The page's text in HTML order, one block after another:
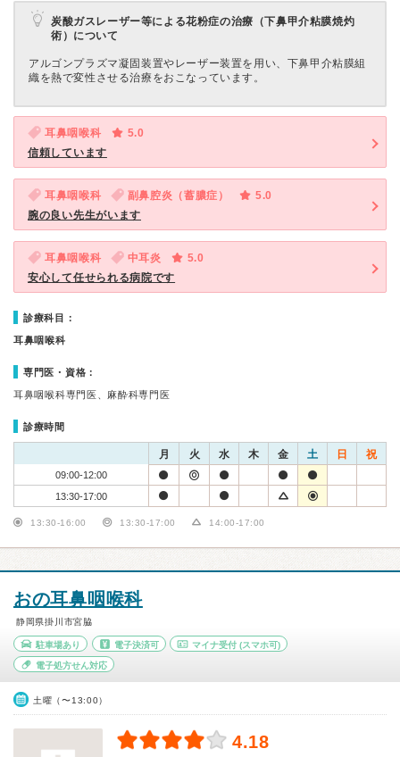
炭酸ガスレーザー等による花粉症の治療（下鼻甲介粘膜焼灼
術）について
アルゴンプラズマ凝固装置やレーザー装置を用い、下鼻甲介粘膜組
織を熱で変性させる治療をおこなっています。
耳鼻咽喉科
5.0
信頼しています
耳鼻咽喉科 副鼻腔炎（蓄膿症）
5.0
腕の良い先生がいます
耳鼻咽喉科 中耳炎
5.0
安心して任せられる病院です
診療科目：
耳鼻咽喉科
専門医・資格：
耳鼻咽喉科専門医、麻酔科専門医
診療時間
月 火 水 木 金 土 日 祝
09:00-12:00
13:30-17:00
13:30-16:00 13:30-17:00 14:00-17:00
おの耳鼻咽喉科
静岡県掛川市宮脇
駐車場あり 電子決済可 マイナ受付 (スマホ可)
電子処方せん対応
土曜（〜13:00）
4.18